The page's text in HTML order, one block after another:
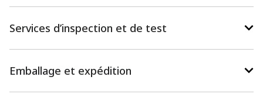
Services d’inspection et de test
Emballage et expédition